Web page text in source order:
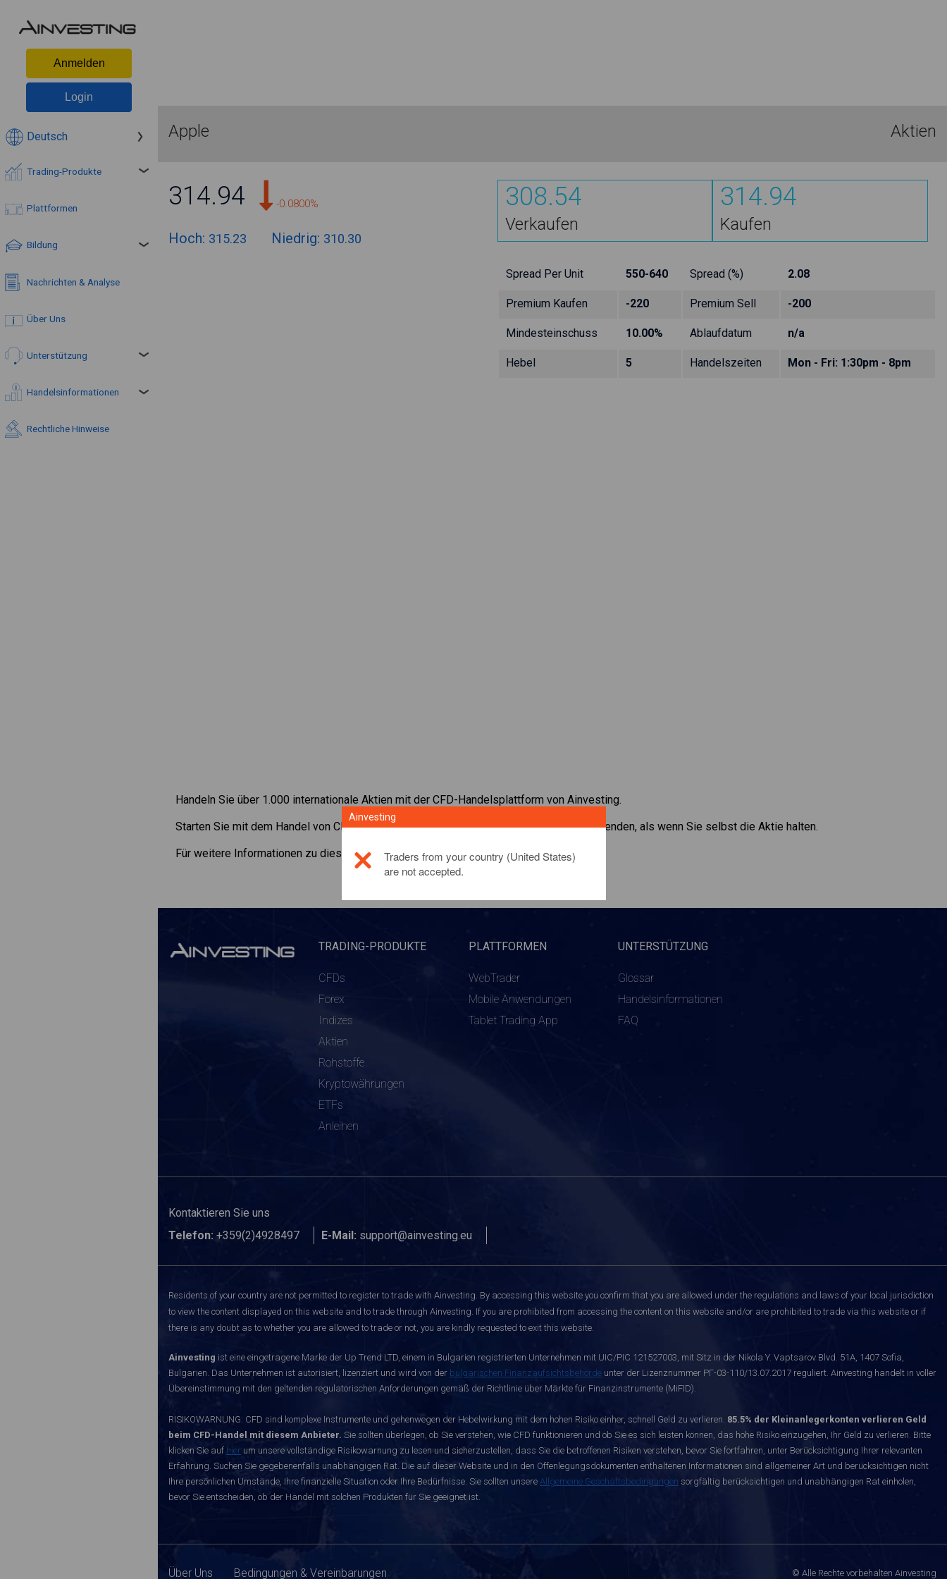
Anmelden
Login
Deutsch
Trading-Produkte
Plattformen
Bildung
Nachrichten & Analyse
Über Uns
Unterstützung
Handelsinformationen
Rechtliche Hinweise
Apple Aktien
314.94 -0.0800%
Hoch: 315.23 Niedrig: 310.30
308.54
Verkaufen
314.94
Kaufen
Spread Per Unit 550-640 Spread (%) 2.08
Premium Kaufen -220 Premium Sell -200
Mindesteinschuss 10.00% Ablaufdatum n/a
Hebel 5 Handelszeiten Mon - Fri: 1:30pm - 8pm
Handeln Sie über 1.000 internationale Aktien mit der CFD-Handelsplattform von Ainvesting.
Starten Sie mit dem Handel von CFDs aufApple. Erhalten Sie Echtzeit-Preise und Dividenden, als wenn Sie selbst die Aktie halten.
Für weitere Informationen zu diesem Anlageprodukt,klicken Sie hier
TRADING-PRODUKTE
CFDs
Forex
Indizes
Aktien
Rohstoffe
Kryptowährungen
ETFs
Anleihen
PLATTFORMEN
WebTrader
Mobile Anwendungen
Tablet Trading App
UNTERSTÜTZUNG
Glossar
Handelsinformationen
FAQ
Kontaktieren Sie uns
Telefon: +359(2)4928497 E-Mail: support@ainvesting.eu
Residents of your country are not permitted to register to trade with Ainvesting. By accessing this website you confirm that you are allowed under the regulations and laws of your local jurisdiction
to view the content displayed on this website and to trade through Ainvesting. If you are prohibited from accessing the content on this website and/or are prohibited to trade via this website or if
there is any doubt as to whether you are allowed to trade or not, you are kindly requested to exit this website.
Ainvesting ist eine eingetragene Marke der Up Trend LTD, einem in Bulgarien registrierten Unternehmen mit UIC/PIC 121527003, mit Sitz in der Nikola Y. Vaptsarov Blvd. 51A, 1407 Sofia,
Bulgarien. Das Unternehmen ist autorisiert, lizenziert und wird von der bulgarischen Finanzaufsichtsbehörde unter der Lizenznummer РГ-03-110/13.07.2017 reguliert. Ainvesting handelt in voller
Übereinstimmung mit den geltenden regulatorischen Anforderungen gemäß der Richtlinie über Märkte für Finanzinstrumente (MiFID).
RISIKOWARNUNG: CFD sind komplexe Instrumente und gehenwegen der Hebelwirkung mit dem hohen Risiko einher, schnell Geld zu verlieren. 85.5% der Kleinanlegerkonten verlieren Geld
beim CFD-Handel mit diesem Anbieter. Sie sollten überlegen, ob Sie verstehen, wie CFD funktionieren und ob Sie es sich leisten können, das hohe Risiko einzugehen, Ihr Geld zu verlieren. Bitte
klicken Sie auf hier um unsere vollständige Risikowarnung zu lesen und sicherzustellen, dass Sie die betroffenen Risiken verstehen, bevor Sie fortfahren, unter Berücksichtigung Ihrer relevanten
Erfahrung. Suchen Sie gegebenenfalls unabhängigen Rat. Die auf dieser Website und in den Offenlegungsdokumenten enthaltenen Informationen sind allgemeiner Art und berücksichtigen nicht
Ihre persönlichen Umstände, Ihre finanzielle Situation oder Ihre Bedürfnisse. Sie sollten unsere Allgemeine Geschäftsbedingungen sorgfältig berücksichtigen und unabhängigen Rat einholen,
bevor Sie entscheiden, ob der Handel mit solchen Produkten für Sie geeignet ist.
Über Uns Bedingungen & Vereinbarungen © Alle Rechte vorbehalten Ainvesting
Ainvesting
Traders from your country (United States)
are not accepted.